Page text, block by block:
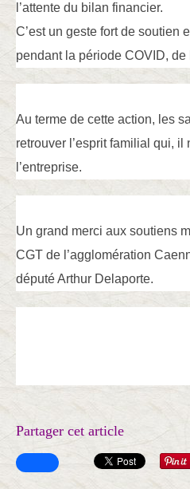
l’attente du bilan financier.
C’est un geste fort de soutien
pendant la période COVID,
Au terme de cette action, les
retrouver l’esprit familial qui,
l’entreprise.
Un grand merci aux soutiens
CGT de l’agglomération
député Arthur Delaporte.
Partager cet article